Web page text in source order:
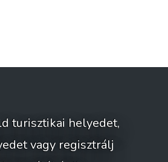
turisztikai helyedet,
vagy regisztrálj